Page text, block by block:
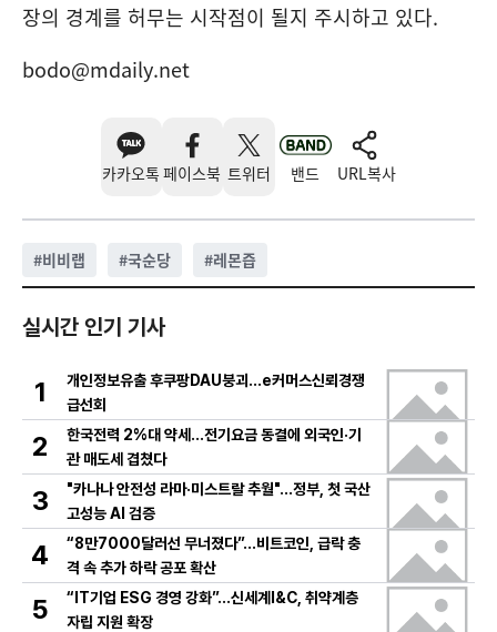
장의 경계를 허무는 시작점이 될지 주시하고 있다.
bodo@mdaily.net
카카오톡 페이스북 트위터 밴드 URL복사
#비비랩 #국순당 #레몬즙
실시간 인기 기사
1
개인정보유출 후쿠팡DAU붕괴…e커머스신뢰경쟁
급선회
2
한국전력 2%대 약세…전기요금 동결에 외국인·기
관 매도세 겹쳤다
3
"카나나 안전성 라마·미스트랄 추월"…정부, 첫 국산
고성능 AI 검증
4
“8만7000달러선 무너졌다”…비트코인, 급락 충
격 속 추가 하락 공포 확산
5
“IT기업 ESG 경영 강화”…신세계I&C, 취약계층
자립 지원 확장